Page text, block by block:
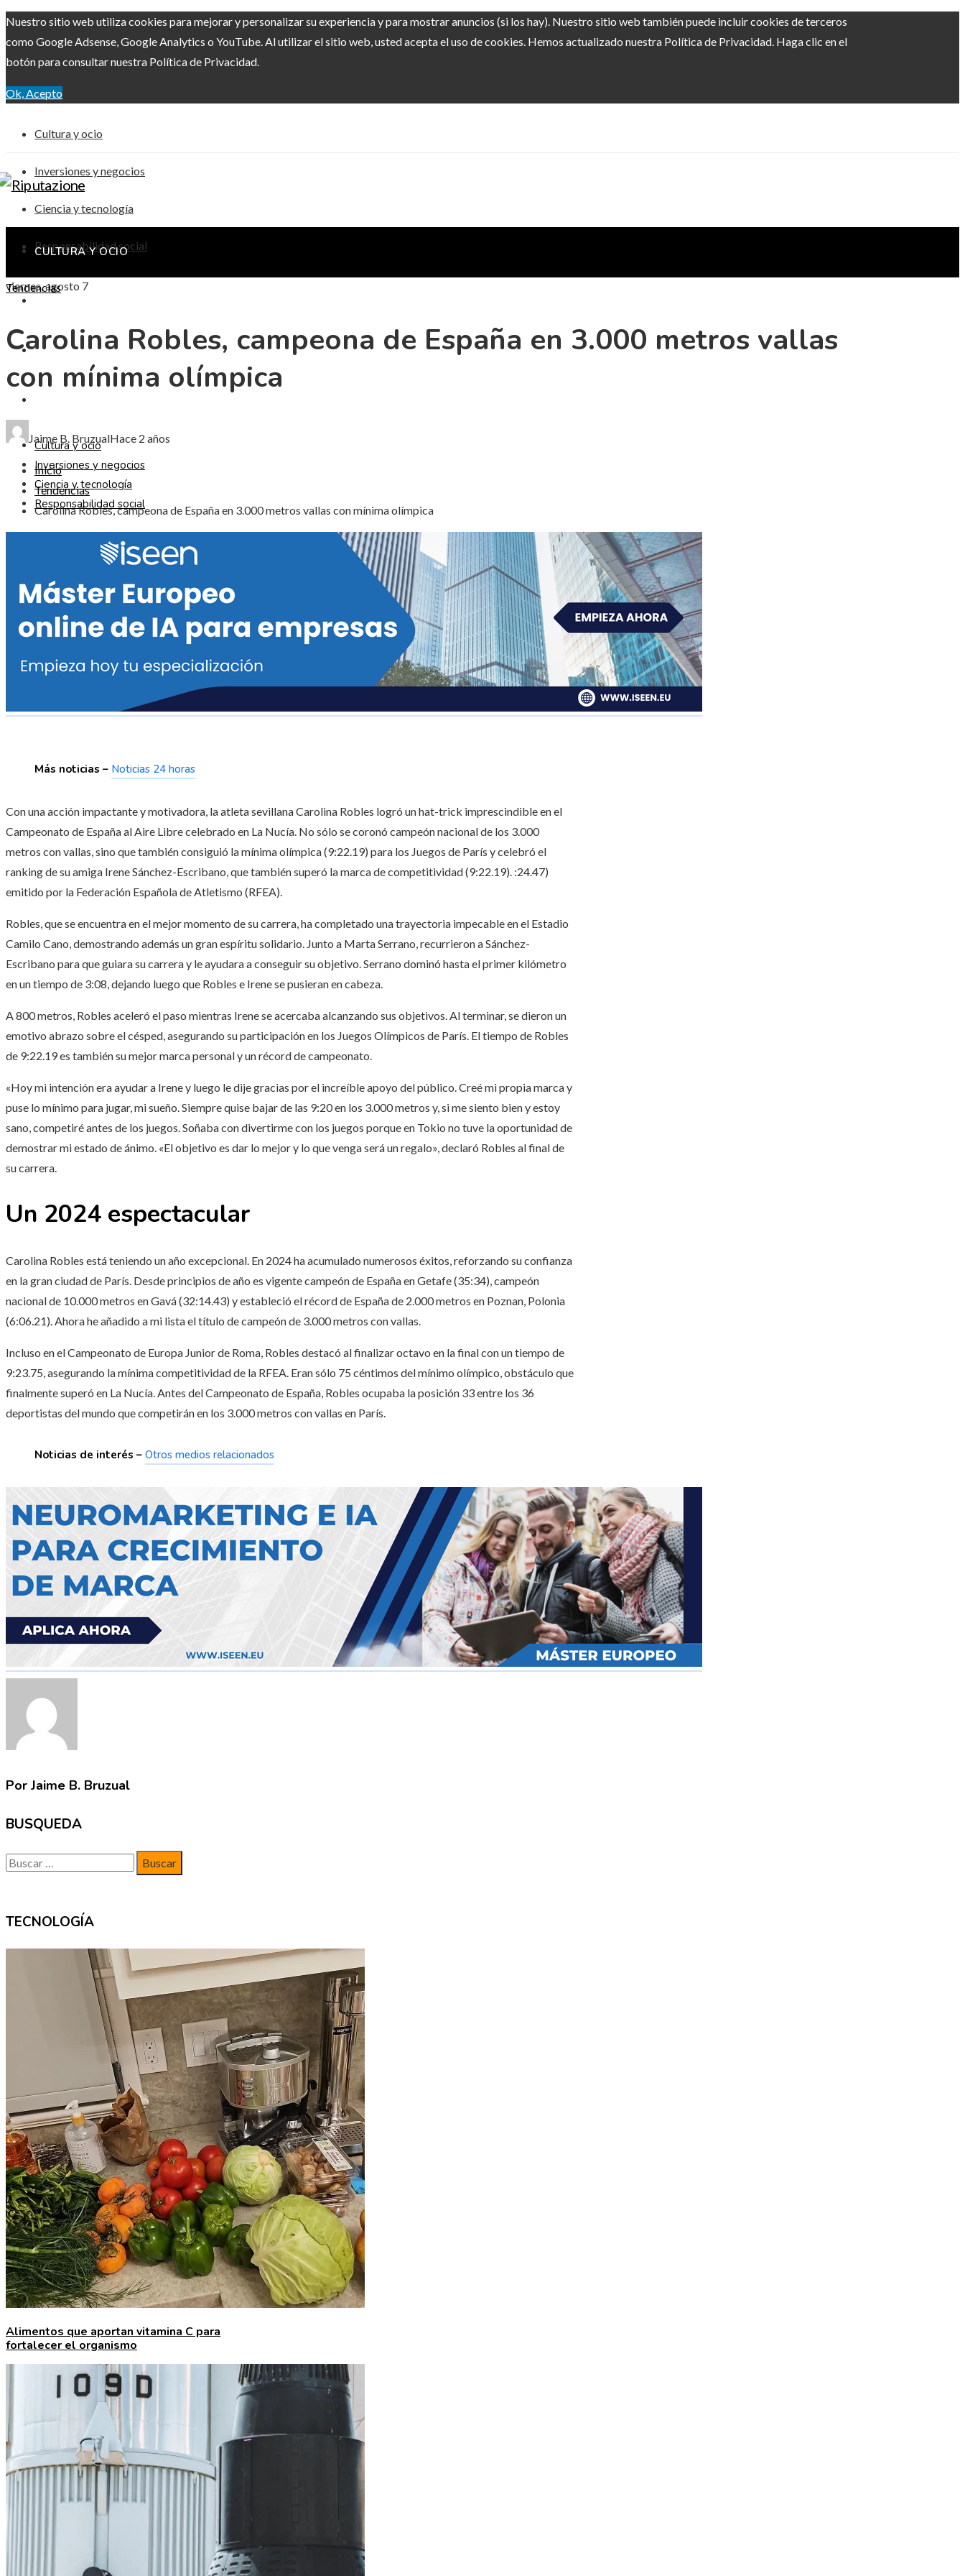
Nuestro sitio web utiliza cookies para mejorar y personalizar su experiencia y para mostrar anuncios (si los hay). Nuestro sitio web también puede incluir cookies de terceros
como Google Adsense, Google Analytics o YouTube. Al utilizar el sitio web, usted acepta el uso de cookies. Hemos actualizado nuestra Política de Privacidad. Haga clic en el
botón para consultar nuestra Política de Privacidad.
Ok, Acepto
Cultura y ocio
Inversiones y negocios
Ciencia y tecnología
Responsabilidad social
viernes, agosto 7
CULTURA Y OCIO
CIENCIA Y TECNOLOGÍA
Cultura y ocio
Inversiones y negocios
Ciencia y tecnología
Responsabilidad social
Tendencias
Carolina Robles, campeona de España en 3.000 metros vallas
con mínima olímpica
Jaime B. BruzualHace 2 años
Inicio
Tendencias
Carolina Robles, campeona de España en 3.000 metros vallas con mínima olímpica
Más noticias – Noticias 24 horas
Con una acción impactante y motivadora, la atleta sevillana Carolina Robles logró un hat-trick imprescindible en el
Campeonato de España al Aire Libre celebrado en La Nucía. No sólo se coronó campeón nacional de los 3.000
metros con vallas, sino que también consiguió la mínima olímpica (9:22.19) para los Juegos de París y celebró el
ranking de su amiga Irene Sánchez-Escribano, que también superó la marca de competitividad (9:22.19). :24.47)
emitido por la Federación Española de Atletismo (RFEA).
Robles, que se encuentra en el mejor momento de su carrera, ha completado una trayectoria impecable en el Estadio
Camilo Cano, demostrando además un gran espíritu solidario. Junto a Marta Serrano, recurrieron a Sánchez-
Escribano para que guiara su carrera y le ayudara a conseguir su objetivo. Serrano dominó hasta el primer kilómetro
en un tiempo de 3:08, dejando luego que Robles e Irene se pusieran en cabeza.
A 800 metros, Robles aceleró el paso mientras Irene se acercaba alcanzando sus objetivos. Al terminar, se dieron un
emotivo abrazo sobre el césped, asegurando su participación en los Juegos Olímpicos de París. El tiempo de Robles
de 9:22.19 es también su mejor marca personal y un récord de campeonato.
«Hoy mi intención era ayudar a Irene y luego le dije gracias por el increíble apoyo del público. Creé mi propia marca y
puse lo mínimo para jugar, mi sueño. Siempre quise bajar de las 9:20 en los 3.000 metros y, si me siento bien y estoy
sano, competiré antes de los juegos. Soñaba con divertirme con los juegos porque en Tokio no tuve la oportunidad de
demostrar mi estado de ánimo. «El objetivo es dar lo mejor y lo que venga será un regalo», declaró Robles al final de
su carrera.
Un 2024 espectacular
Carolina Robles está teniendo un año excepcional. En 2024 ha acumulado numerosos éxitos, reforzando su confianza
en la gran ciudad de París. Desde principios de año es vigente campeón de España en Getafe (35:34), campeón
nacional de 10.000 metros en Gavá (32:14.43) y estableció el récord de España de 2.000 metros en Poznan, Polonia
(6:06.21). Ahora he añadido a mi lista el título de campeón de 3.000 metros con vallas.
Incluso en el Campeonato de Europa Junior de Roma, Robles destacó al finalizar octavo en la final con un tiempo de
9:23.75, asegurando la mínima competitividad de la RFEA. Eran sólo 75 céntimos del mínimo olímpico, obstáculo que
finalmente superó en La Nucía. Antes del Campeonato de España, Robles ocupaba la posición 33 entre los 36
deportistas del mundo que competirán en los 3.000 metros con vallas en París.
Noticias de interés – Otros medios relacionados
Por Jaime B. Bruzual
BUSQUEDA
Buscar:
TECNOLOGÍA
Alimentos que aportan vitamina C para
fortalecer el organismo